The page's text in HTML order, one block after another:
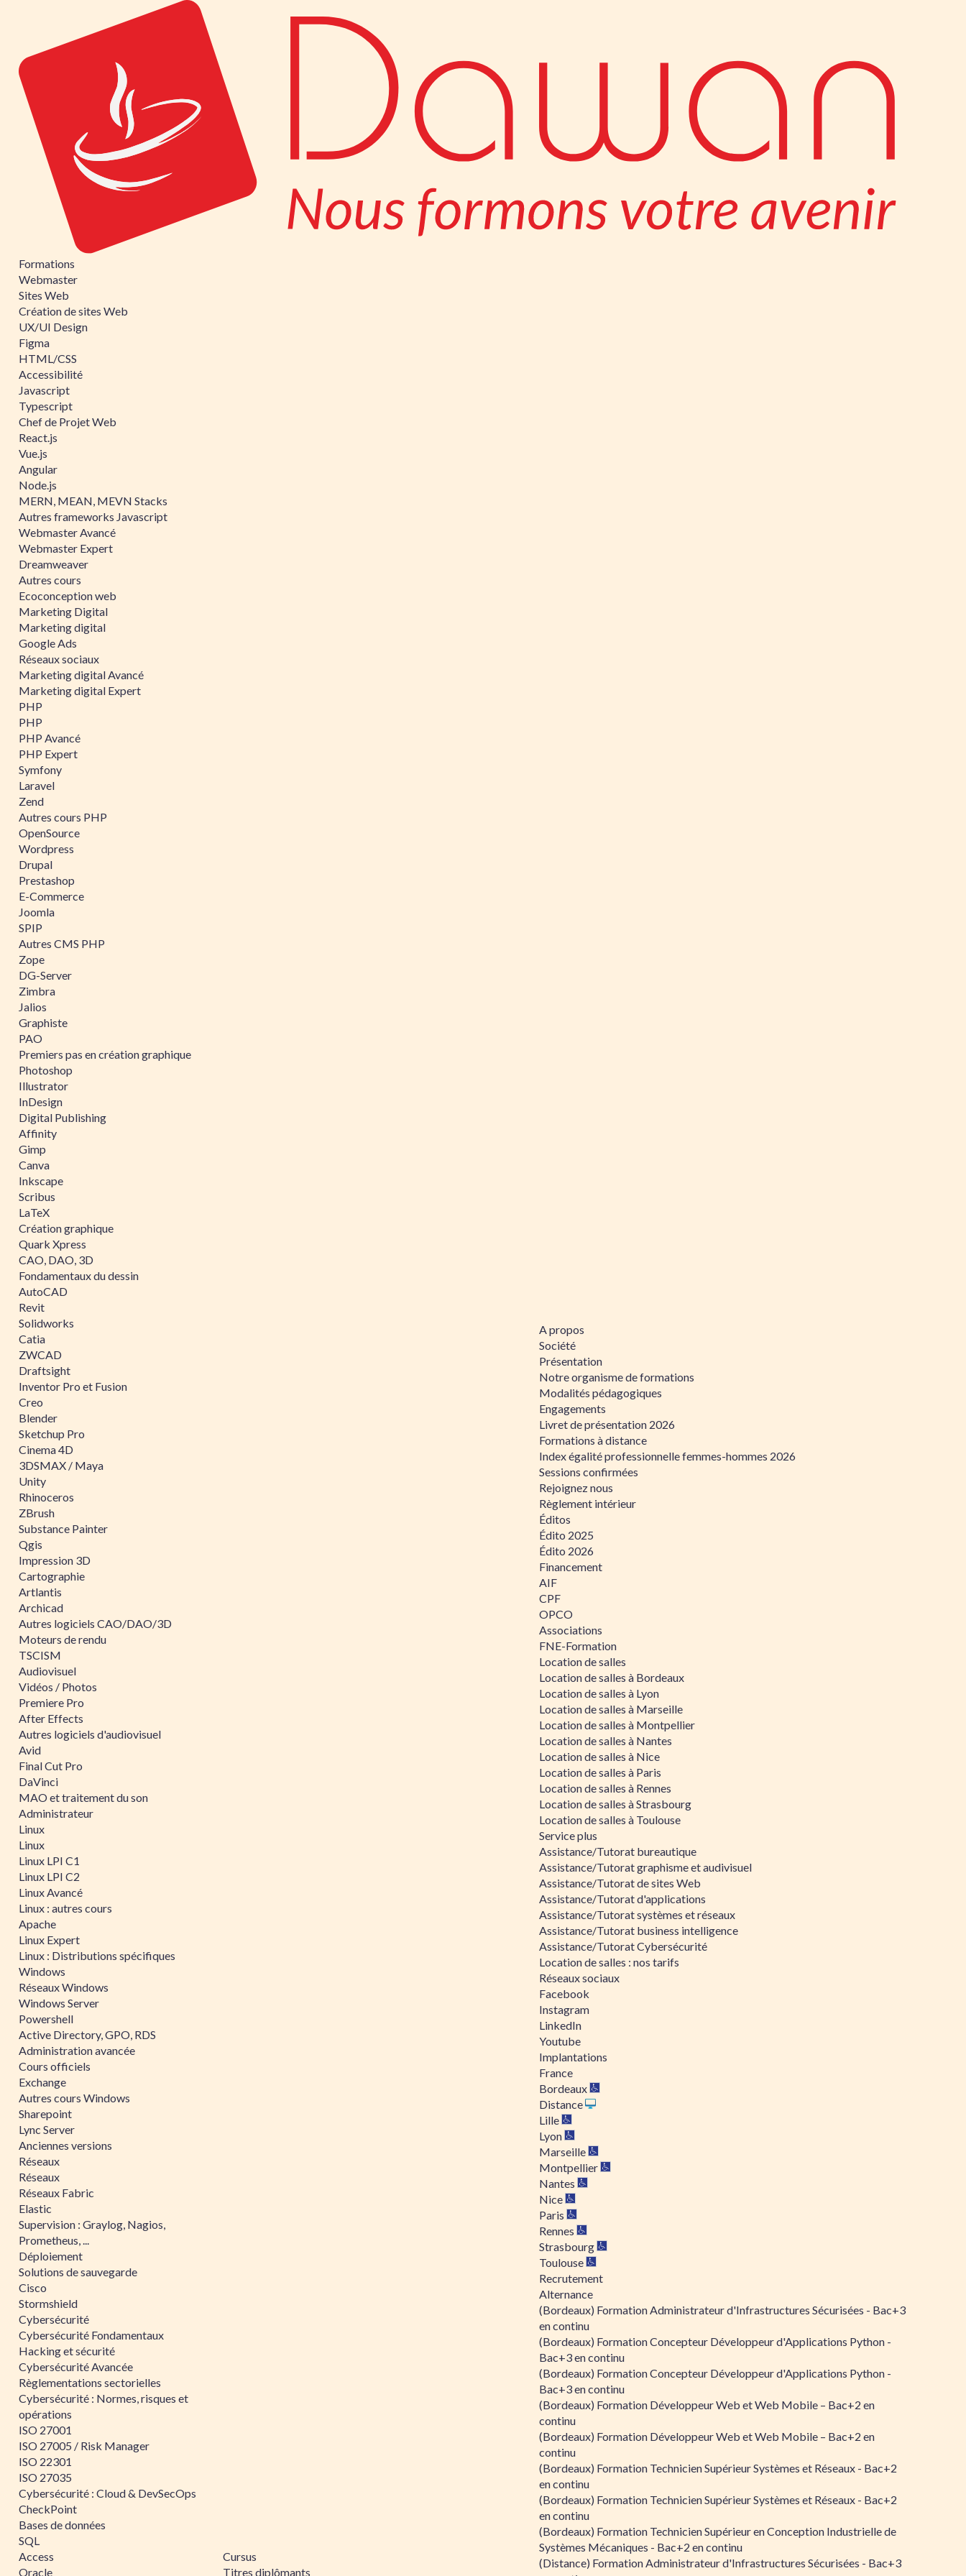
Formations
Webmaster
Sites Web
Création de sites Web
UX/UI Design
Figma
HTML/CSS
Accessibilité
Javascript
Typescript
Chef de Projet Web
React.js
Vue.js
Angular
Node.js
MERN, MEAN, MEVN Stacks
Autres frameworks Javascript
Webmaster Avancé
Webmaster Expert
Dreamweaver
Autres cours
Ecoconception web
Marketing Digital
Marketing digital
Google Ads
Réseaux sociaux
Marketing digital Avancé
Marketing digital Expert
PHP
PHP
PHP Avancé
PHP Expert
Symfony
Laravel
Zend
Autres cours PHP
OpenSource
Wordpress
Drupal
Prestashop
E-Commerce
Joomla
SPIP
Autres CMS PHP
Zope
DG-Server
Zimbra
Jalios
Graphiste
PAO
Premiers pas en création graphique
Photoshop
Illustrator
InDesign
Digital Publishing
Affinity
Gimp
Canva
Inkscape
Scribus
LaTeX
Création graphique
Quark Xpress
CAO, DAO, 3D
Fondamentaux du dessin
AutoCAD
Revit
Solidworks
Catia
ZWCAD
Draftsight
Inventor Pro et Fusion
Creo
Blender
Sketchup Pro
Cinema 4D
3DSMAX / Maya
Unity
Rhinoceros
ZBrush
Substance Painter
Qgis
Impression 3D
Cartographie
Artlantis
Archicad
Autres logiciels CAO/DAO/3D
Moteurs de rendu
TSCISM
Audiovisuel
Vidéos / Photos
Premiere Pro
After Effects
Autres logiciels d'audiovisuel
Avid
Final Cut Pro
DaVinci
MAO et traitement du son
Administrateur
Linux
Linux
Linux LPI C1
Linux LPI C2
Linux Avancé
Linux : autres cours
Apache
Linux Expert
Linux : Distributions spécifiques
Windows
Réseaux Windows
Windows Server
Powershell
Active Directory, GPO, RDS
Administration avancée
Cours officiels
Exchange
Autres cours Windows
Sharepoint
Lync Server
Anciennes versions
Réseaux
Réseaux
Réseaux Fabric
Elastic
Supervision : Graylog, Nagios,
Prometheus, ...
Déploiement
Solutions de sauvegarde
Cisco
Stormshield
Cybersécurité
Cybersécurité Fondamentaux
Hacking et sécurité
Cybersécurité Avancée
Règlementations sectorielles
Cybersécurité : Normes, risques et
opérations
ISO 27001
ISO 27005 / Risk Manager
ISO 22301
ISO 27035
Cybersécurité : Cloud & DevSecOps
CheckPoint
Bases de données
SQL
Access
Oracle
Cursus
Titres diplômants
A propos
Société
Présentation
Notre organisme de formations
Modalités pédagogiques
Engagements
Livret de présentation 2026
Formations à distance
Index égalité professionnelle femmes-hommes 2026
Sessions confirmées
Rejoignez nous
Règlement intérieur
Éditos
Édito 2025
Édito 2026
Financement
AIF
CPF
OPCO
Associations
FNE-Formation
Location de salles
Location de salles à Bordeaux
Location de salles à Lyon
Location de salles à Marseille
Location de salles à Montpellier
Location de salles à Nantes
Location de salles à Nice
Location de salles à Paris
Location de salles à Rennes
Location de salles à Strasbourg
Location de salles à Toulouse
Service plus
Assistance/Tutorat bureautique
Assistance/Tutorat graphisme et audivisuel
Assistance/Tutorat de sites Web
Assistance/Tutorat d'applications
Assistance/Tutorat systèmes et réseaux
Assistance/Tutorat business intelligence
Assistance/Tutorat Cybersécurité
Location de salles : nos tarifs
Réseaux sociaux
Facebook
Instagram
LinkedIn
Youtube
Implantations
France
Bordeaux
Distance
Lille
Lyon
Marseille
Montpellier
Nantes
Nice
Paris
Rennes
Strasbourg
Toulouse
Recrutement
Alternance
(Bordeaux) Formation Administrateur d'Infrastructures Sécurisées - Bac+3
en continu
(Bordeaux) Formation Concepteur Développeur d'Applications Python -
Bac+3 en continu
(Bordeaux) Formation Concepteur Développeur d'Applications Python -
Bac+3 en continu
(Bordeaux) Formation Développeur Web et Web Mobile – Bac+2 en
continu
(Bordeaux) Formation Développeur Web et Web Mobile – Bac+2 en
continu
(Bordeaux) Formation Technicien Supérieur Systèmes et Réseaux - Bac+2
en continu
(Bordeaux) Formation Technicien Supérieur Systèmes et Réseaux - Bac+2
en continu
(Bordeaux) Formation Technicien Supérieur en Conception Industrielle de
Systèmes Mécaniques - Bac+2 en continu
(Distance) Formation Administrateur d'Infrastructures Sécurisées - Bac+3